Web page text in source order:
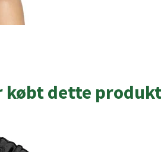
købt dette